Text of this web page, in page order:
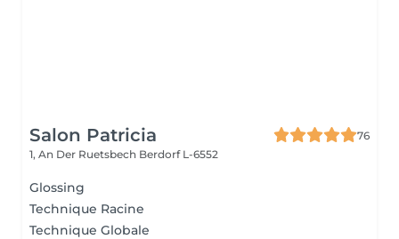
Salon Patricia
76
1, An Der Ruetsbech Berdorf L-6552
Glossing
Technique Racine
Technique Globale